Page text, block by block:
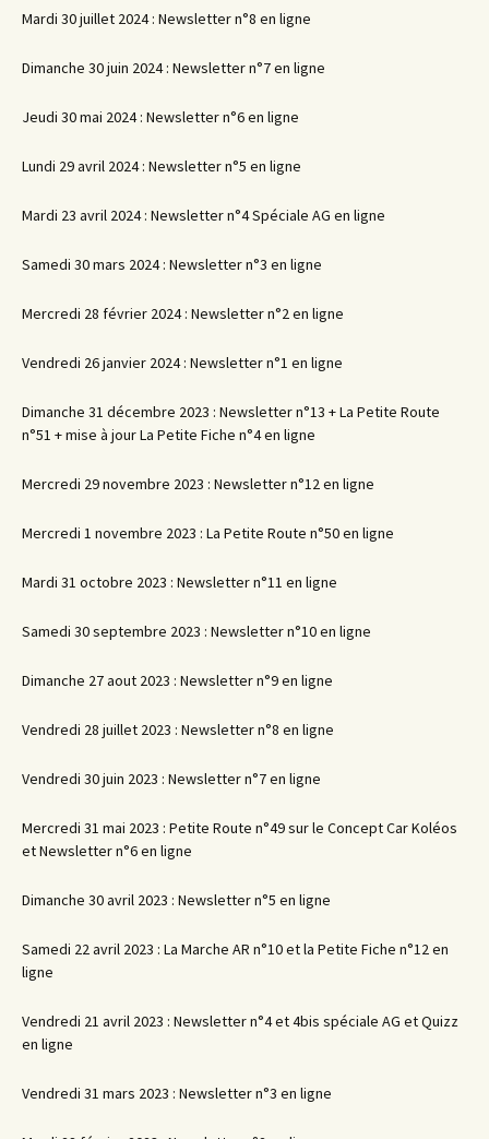
Mardi 30 juillet 2024 : Newsletter n°8 en ligne
Dimanche 30 juin 2024 : Newsletter n°7 en ligne
Jeudi 30 mai 2024 : Newsletter n°6 en ligne
Lundi 29 avril 2024 : Newsletter n°5 en ligne
Mardi 23 avril 2024 : Newsletter n°4 Spéciale AG en ligne
Samedi 30 mars 2024 : Newsletter n°3 en ligne
Mercredi 28 février 2024 : Newsletter n°2 en ligne
Vendredi 26 janvier 2024 : Newsletter n°1 en ligne
Dimanche 31 décembre 2023 : Newsletter n°13 + La Petite Route
n°51 + mise à jour La Petite Fiche n°4 en ligne
Mercredi 29 novembre 2023 : Newsletter n°12 en ligne
Mercredi 1 novembre 2023 : La Petite Route n°50 en ligne
Mardi 31 octobre 2023 : Newsletter n°11 en ligne
Samedi 30 septembre 2023 : Newsletter n°10 en ligne
Dimanche 27 aout 2023 : Newsletter n°9 en ligne
Vendredi 28 juillet 2023 : Newsletter n°8 en ligne
Vendredi 30 juin 2023 : Newsletter n°7 en ligne
Mercredi 31 mai 2023 : Petite Route n°49 sur le Concept Car Koléos
et Newsletter n°6 en ligne
Dimanche 30 avril 2023 : Newsletter n°5 en ligne
Samedi 22 avril 2023 : La Marche AR n°10 et la Petite Fiche n°12 en
ligne
Vendredi 21 avril 2023 : Newsletter n°4 et 4bis spéciale AG et Quizz
en ligne
Vendredi 31 mars 2023 : Newsletter n°3 en ligne